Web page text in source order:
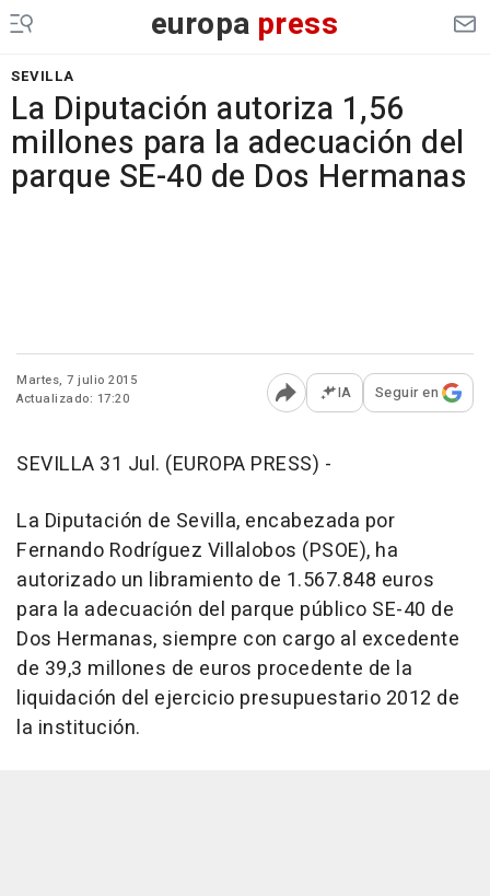
europa press
SEVILLA
La Diputación autoriza 1,56
millones para la adecuación del
parque SE-40 de Dos Hermanas
Martes, 7 julio 2015
Actualizado: 17:20
Abrir opciones para
IA Seguir en
SEVILLA 31 Jul. (EUROPA PRESS) -
La Diputación de Sevilla, encabezada por
Fernando Rodríguez Villalobos (PSOE), ha
autorizado un libramiento de 1.567.848 euros
para la adecuación del parque público SE-40 de
Dos Hermanas, siempre con cargo al excedente
de 39,3 millones de euros procedente de la
liquidación del ejercicio presupuestario 2012 de
la institución.